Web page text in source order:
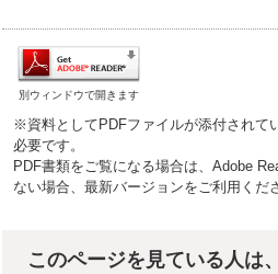
別ウィンドウで開きます
※資料としてPDFファイルが添付されて
必要です。
PDF書類をご覧になる場合は、Adobe
ない場合、最新バージョンをご利用くだ
このページを見ている人は